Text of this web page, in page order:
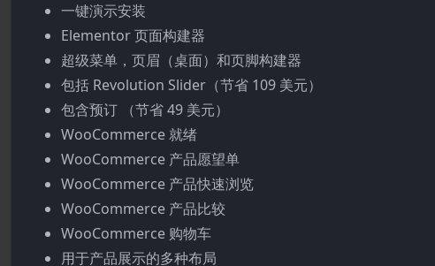
一键演示安装
Elementor 页面构建器
超级菜单，页眉（桌面）和页脚构建器
包括 Revolution Slider（节省 109 美元）
包含预订 （节省 49 美元）
WooCommerce 就绪
WooCommerce 产品愿望单
WooCommerce 产品快速浏览
WooCommerce 产品比较
WooCommerce 购物车
用于产品展示的多种布局